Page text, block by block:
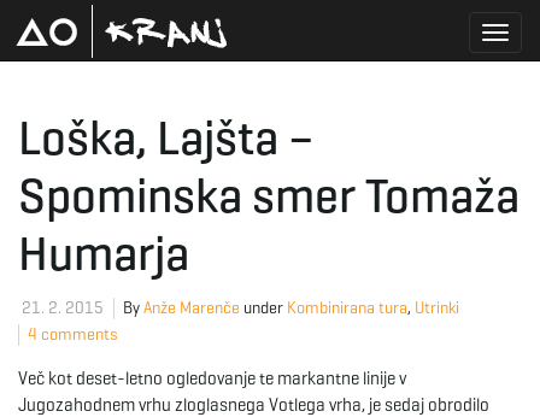
Loška, Lajšta –
Spominska smer Tomaža
Humarja
21. 2. 2015 ByAnže Marenče under Kombinirana tura, Utrinki
4 comments
Več kot deset-letno ogledovanje te markantne linije v
Jugozahodnem vrhu zloglasnega Votlega vrha, je sedaj obrodilo